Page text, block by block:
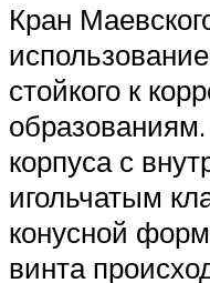
Кран
стойкого к
корпуса с
игольчатым
конусной
винта